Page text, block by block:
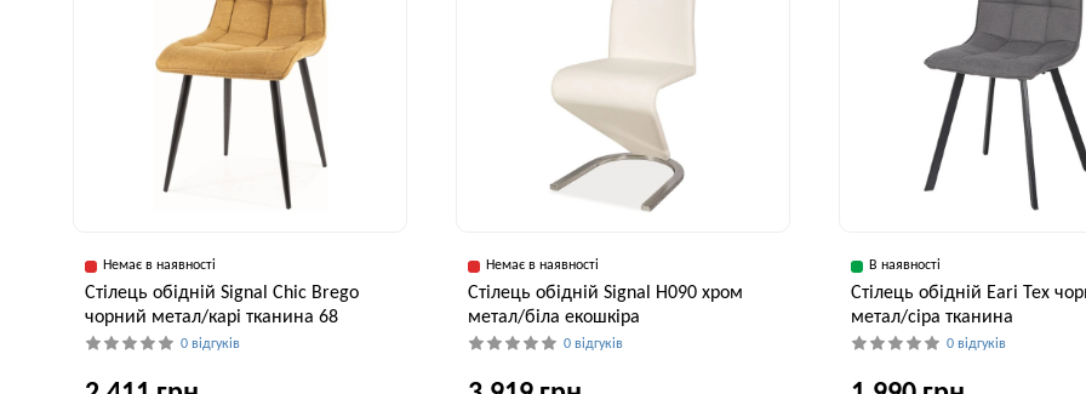
Немає в наявності
Стілець обідній Signal Chic Brego
чорний метал/карі тканина 68
0 відгуків
Немає в наявності
Стілець обідній Signal H090 хром
метал/біла екошкіра
0 відгуків
В наявності
Стілець обідній Eari Tex
метал/сіра тканина
0 відгуків